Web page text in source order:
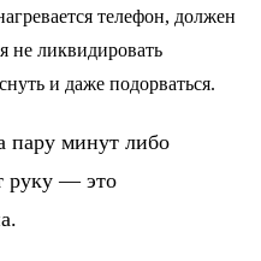
телефон, должен
не ликвидировать
и даже подорваться.
пару минут либо
руку — это